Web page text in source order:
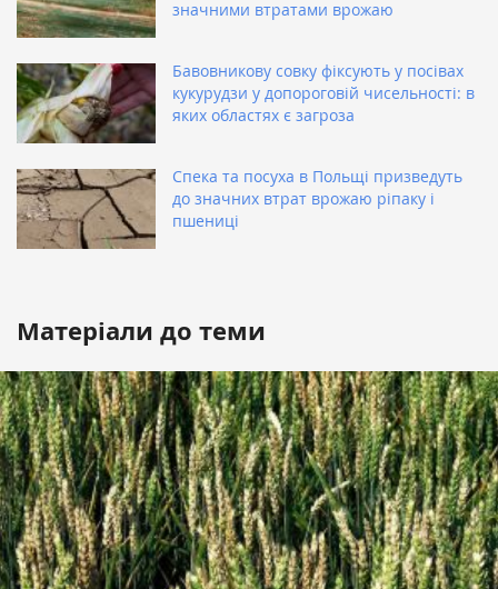
значними втратами врожаю
Бавовникову совку фіксують у посівах
кукурудзи у допороговій чисельності: в
яких областях є загроза
Спека та посуха в Польщі призведуть
до значних втрат врожаю ріпаку і
пшениці
Матеріали до теми